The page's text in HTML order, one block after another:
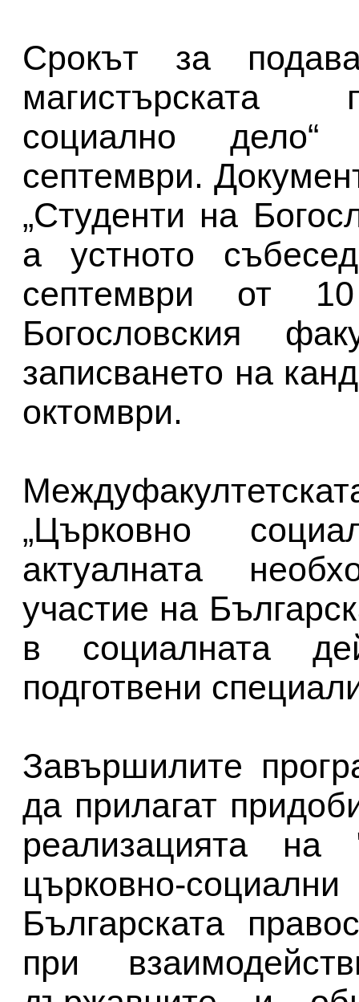
Срокът за
магистърската
социално
септември.
„Студенти на
а устното
септември от
Богословския
записването на
октомври.
„Църковно
актуалната
участие на
в социалната
подготвени
Завършилите
да прилагат
реализацията на
църковно-
Българската
при